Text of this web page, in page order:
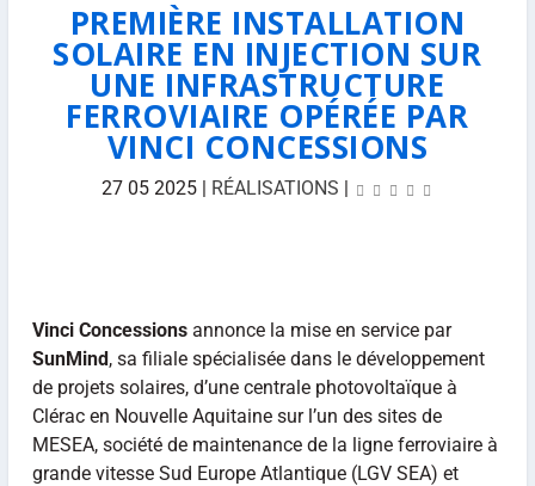
PREMIÈRE INSTALLATION
SOLAIRE EN INJECTION SUR
UNE INFRASTRUCTURE
FERROVIAIRE OPÉRÉE PAR
VINCI CONCESSIONS
27 05 2025 | RÉALISATIONS |
Vinci Concessionsannonce la mise en service par
SunMind, sa filiale spécialisée dans le développement
de projets solaires, d’une centrale photovoltaïque à
Clérac en Nouvelle Aquitaine sur l’un des sites de
MESEA, société de maintenance de la ligne ferroviaire à
grande vitesse Sud Europe Atlantique (LGV SEA) et